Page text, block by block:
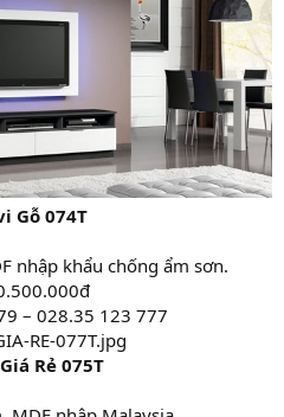
Gỗ 074T
nhập khẩu chống ẩm sơn.
– 028.35 123 777
Rẻ 075T